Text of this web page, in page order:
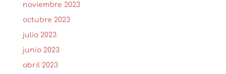
noviembre 2023
octubre 2023
julio 2023
junio 2023
abril 2023